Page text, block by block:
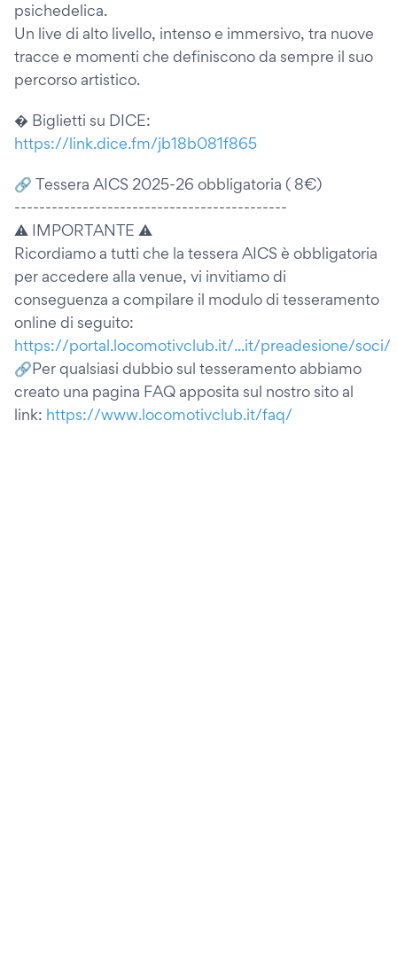
psichedelica.
Un live di alto livello, intenso e immersivo, tra nuove
tracce e momenti che definiscono da sempre il suo
percorso artistico.
� Biglietti su DICE:
https://link.dice.fm/jb18b081f865
🔗 Tessera AICS 2025-26 obbligatoria ( 8€)
--------------------------------------------
⚠ IMPORTANTE ⚠
Ricordiamo a tutti che la tessera AICS è obbligatoria
per accedere alla venue, vi invitiamo di
conseguenza a compilare il modulo di tesseramento
online di seguito:
https://portal.locomotivclub.it/...it/preadesione/soci/
🔗Per qualsiasi dubbio sul tesseramento abbiamo
creato una pagina FAQ apposita sul nostro sito al
link: https://www.locomotivclub.it/faq/